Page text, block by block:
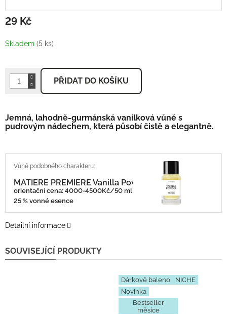
29 KčMěrná
Skladem (5 ks)
PŘIDAT DO KOŠÍKU
Jemná, lahodně-gurmánská vanilková vůně s
pudrovým nádechem, která působí čistě a elegantně.
MATIERE PREMIERE Vanilla Power
orientační cena: 4000-4500Kč/50 ml
25 % vonné esence
Detailní informace
SOUVISEJÍCÍ PRODUKTY
Dárkově baleno
NICHE
Novinka
Bestseller
měsíce